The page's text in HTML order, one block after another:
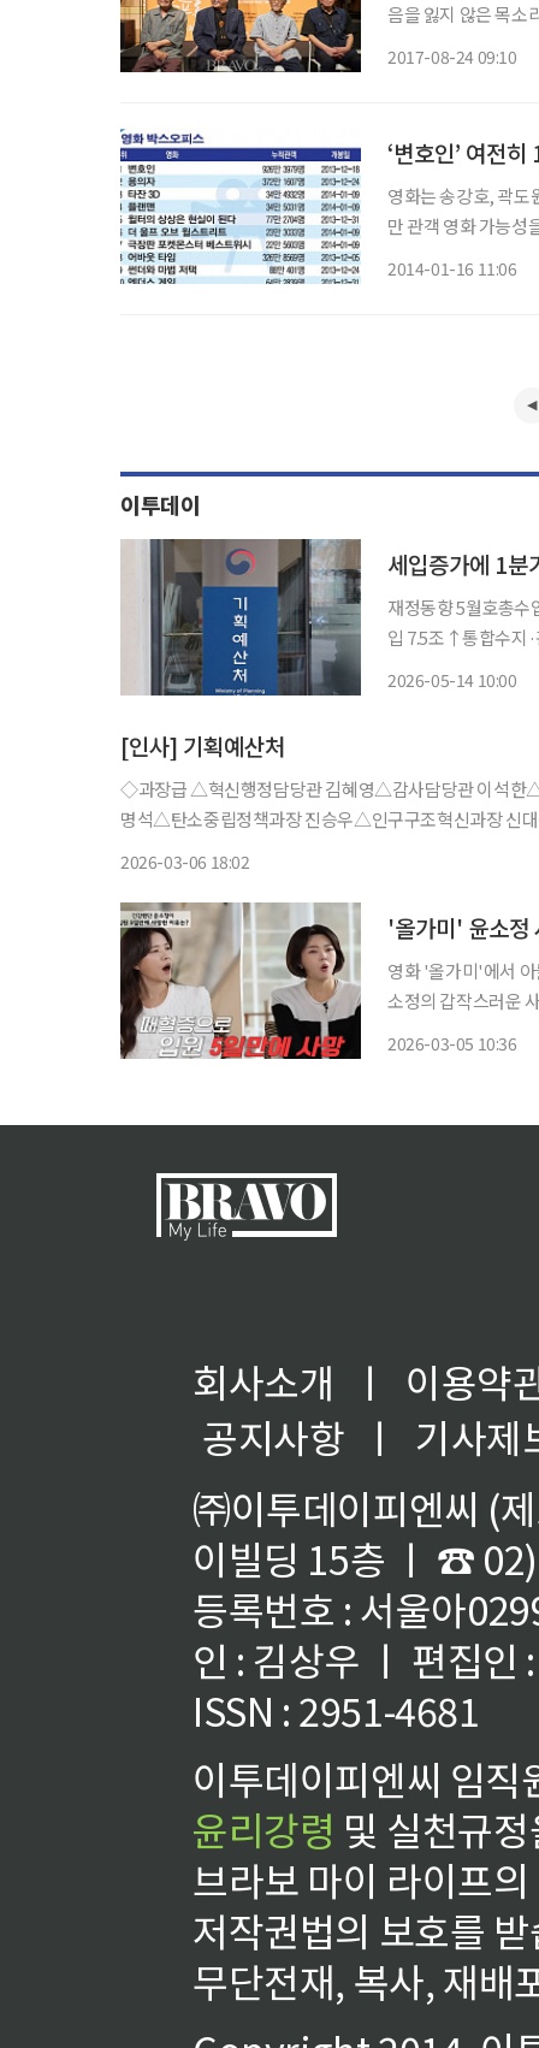
음을 잃지 않은 목소
2017-08-24 09:10
‘변호인’ 여전
영화는 송강호, 곽도
만 관객 영화 가능성
2014-01-16 11:06
이투데이
세입증가에 1
재정동향 5월호총
입 7.5조↑통합수지·관리수지 각각
2026-05-14 10:00
[인사] 기획예산처
◇과장급 △혁신행정담당관 김혜영△감사담당관 이석한
명석△탄소중립정책과장 진승우△인구구조혁신과장 신
2026-03-06 18:02
'올가미' 윤소정
영화 '올가미'에서
소정의 갑작스러운 사망 원인이 다시
2026-03-05 10:36
회사소개 ㅣ
이용약
공지사항
ㅣ
기사제
㈜이투데이피엔씨 (
이빌딩 15층 ㅣ ☎
등록번호 : 서울아
인 : 김상우 ㅣ 편집인
ISSN : 2951-4681
이투데이피엔씨 임
윤리강령 및 실천규
브라보 마이 라이프
저작권법의 보호를
무단전재, 복사, 재배